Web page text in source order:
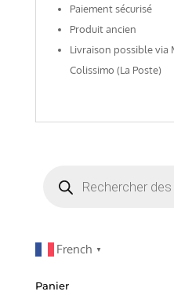
Paiement sécurisé
Produit ancien
Livraison possible via
Colissimo (La Poste)
produits
French ▼
Panier